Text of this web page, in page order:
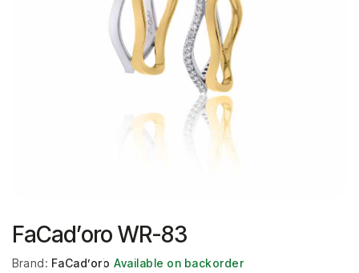
FaCad’oro WR-83
Brand: FaCad’oro Available on backorder